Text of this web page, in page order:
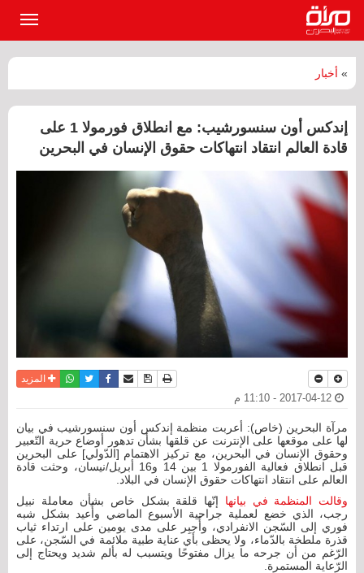
» أخبار
إندكس أون سنسورشيب: مع انطلاق فورمولا 1 على
قادة العالم انتقاد انتهاكات حقوق الإنسان في البحرين
نسخة للطباعة
حفظ الموضوع
أرسل الى صديق
فيسبوكتويترواتسابالمزيد
مرآة البحرين (خاص): أعربت منظمة إندكس أون سنسورشيب في بيان
لها على موقعها على الإنترنت عن قلقها بشأن تدهور أوضاع حرية التّعبير
وحقوق الإنسان في البحرين، مع تركيز الاهتمام [الدّولي] على البحرين
قبل انطلاق فعالية الفورمولا 1 بين 14 و16 أبريل/نيسان، وحثت قادة
العالم على انتقاد انتهاكات حقوق الإنسان في البلاد.
وقالت المنظمة في بيانها إنّها قلقة بشكل خاص بشأن معاملة نبيل
رجب، الذي خضع لعملية جراحية الأسبوع الماضي وأُعيد بشكل شبه
فوري إلى السّجن الانفرادي، وأُجبِر على مدى يومين على ارتداء ثياب
قذرة ملطخة بالدّماء، ولا يحظى بأي عناية طبية ملائمة في السّجن، على
الرّغم من أن جرحه ما يزال مفتوحًا ويتسبب له بألم شديد ويحتاج إلى
الرّعاية المستمرة.